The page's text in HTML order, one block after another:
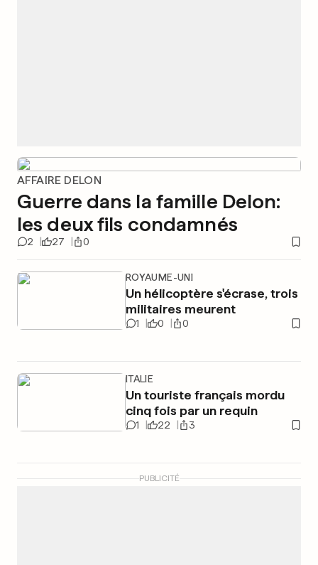
AFFAIRE DELON
Guerre dans la famille Delon:
les deux fils condamnés
2 27 0
ROYAUME-UNI
Un hélicoptère s'écrase, trois
militaires meurent
1 0 0
ITALIE
Un touriste français mordu
cinq fois par un requin
1 22 3
PUBLICITÉ